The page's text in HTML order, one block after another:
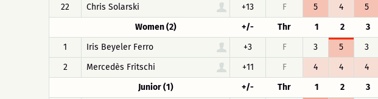
22
Chris Solarski +13 F 5 4 5
Women (2)
+/- Thr 1 2 3
1
Iris Beyeler Ferro +3 F 3 5 3
2
Mercedès Fritschi +11 F 4 4 4
Junior (1)
+/- Thr 1 2 3